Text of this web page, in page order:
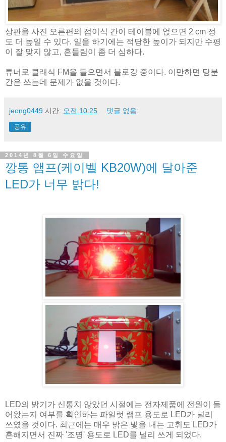
상판을 사진 오른편의 접이식 간이 테이블에 얹으면 2 cm 정
도 더 높일 수 있다. 일을 하기에는 적당한 높이가 되지만 수평
이 잘 맞지 않고, 흔들림이 좀 더 심하다.
튜너로 클래식 FM을 들으면서 블로깅 중이다. 이만하면 당분
간은 쓰는데 문제가 없을 것이다.
jeong0449 시간: 오전 10:25 댓글 없음:
공유
2014년 8월 6일 수요일
깡통 앰프(케이벨 KB20W)에 달아준
LED가 너무 밝다!
LED의 밝기가 신통치 않았던 시절에는 전자제품에 전원이 들
어왔는지 여부를 확인하는 파일럿 램프 용도로 LED가 널리
쓰였을 것이다. 최근에는 매우 밝은 빛을 내는 고휘도 LED가
흔해지면서 진짜 '조명' 용도로 LED를 널리 쓰게 되었다.